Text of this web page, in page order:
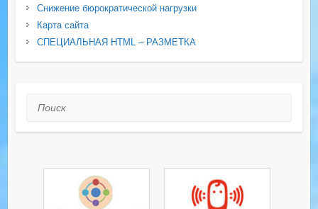
Снижение бюрократической нагрузки
Карта сайта
СПЕЦИАЛЬНАЯ HTML – РАЗМЕТКА
Поиск